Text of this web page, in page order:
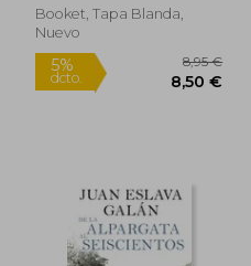
dcto.
Booket, Tapa Blanda,
Nuevo